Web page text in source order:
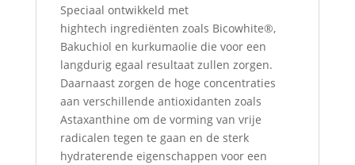
Speciaal ontwikkeld met
hightech ingrediënten zoals Bicowhite®,
Bakuchiol en kurkumaolie die voor een
langdurig egaal resultaat zullen zorgen.
Daarnaast zorgen de hoge concentraties
aan verschillende antioxidanten zoals
Astaxanthine om de vorming van vrije
radicalen tegen te gaan en de sterk
hydraterende eigenschappen voor een